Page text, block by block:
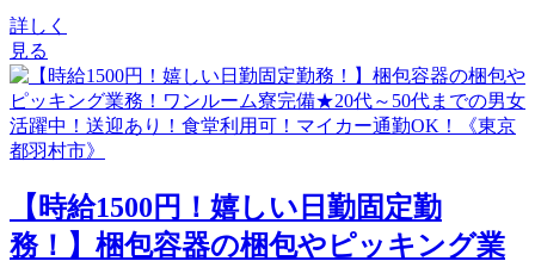
詳しく
見る
【時給1500円！嬉しい日勤固定勤
務！】梱包容器の梱包やピッキング業